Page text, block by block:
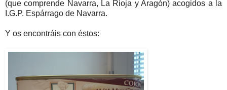
(que comprende Navarra, La Rioja y Aragón) acogidos a la
I.G.P. Espárrago de Navarra.
Y os encontráis con éstos: